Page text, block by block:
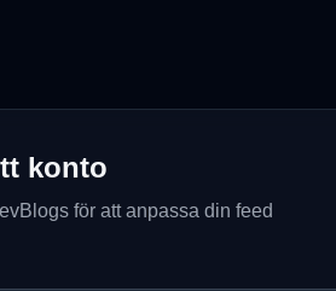
konto
för att anpassa din feed